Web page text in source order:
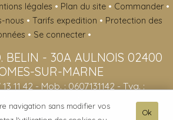
légales • Plan du site • Commander •
nous • Tarifs expedition • Protection des
• Se connecter •
BELIN - 30A AULNOIS 02400
SUR-MARNE
11 42 - Mob. : 0607131142 - Tva. :
Ok
navigation sans modifier vos